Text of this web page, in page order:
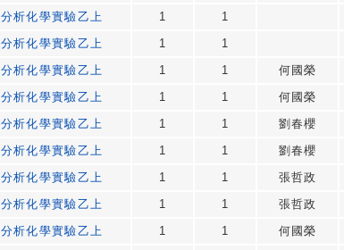
分析化學實驗乙上 1
1
分析化學實驗乙上 1
1
分析化學實驗乙上 1 1 何國榮
分析化學實驗乙上 1 1 何國榮
分析化學實驗乙上 1 1 劉春櫻
分析化學實驗乙上 1 1 劉春櫻
分析化學實驗乙上 1 1 張哲政
分析化學實驗乙上 1 1 張哲政
分析化學實驗乙上 1 1 何國榮